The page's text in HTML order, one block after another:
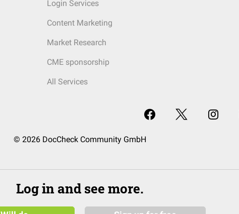
Login Services
Content Marketing
Market Research
CME sponsorship
All Services
© 2026 DocCheck Community GmbH
Log in and see more.